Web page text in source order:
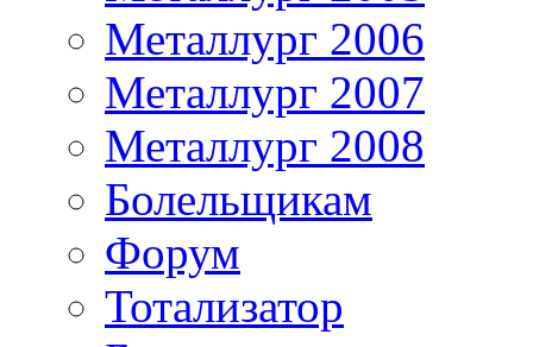
Металлург 2006
Металлург 2007
Металлург 2008
Болельщикам
Форум
Тотализатор